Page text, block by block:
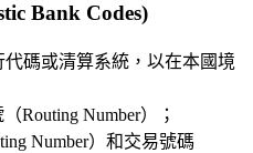
Bank Codes)
碼或清算系統，以在本國境
Routing Number）；
Number）和交易號碼